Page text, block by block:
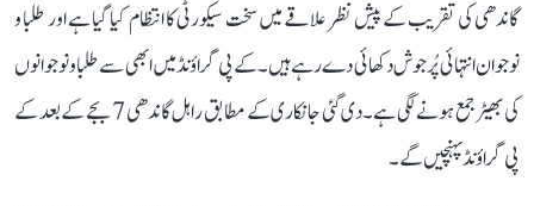
گاندھی کی تقریب کے پیش نظر علاقے میں سخت سیکورٹی کا انتظام کیا گیا ہے اور طلبا و
نوجوان انتہائی پُرجوش دکھائی دے رہے ہیں۔ کے پی گراؤنڈ میں ابھی سے طلبا و نوجوانوں
کی بھیڑ جمع ہونے لگی ہے۔ دی گئی جانکاری کے مطابق راہل گاندھی 7 بجے کے بعد کے
پی گراؤنڈ پہنچیں گے۔